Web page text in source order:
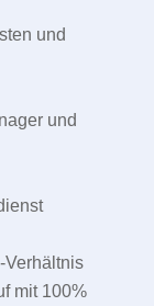
und
und
Verhältnis
mit 100%